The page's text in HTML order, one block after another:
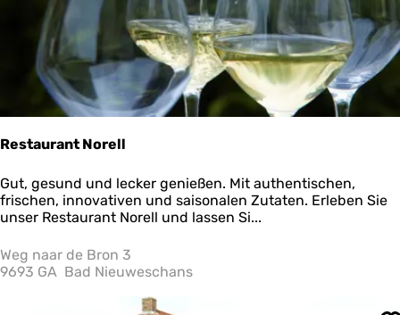
Restaurant Norell
R
e
s
a
u
Gut, gesund und lecker genießen. Mit authentischen,
frischen, innovativen und saisonalen Zutaten. Erleben Sie
unser Restaurant Norell und lassen Si...
Weg naar de Bron 3
9693 GA Bad Nieuweschans